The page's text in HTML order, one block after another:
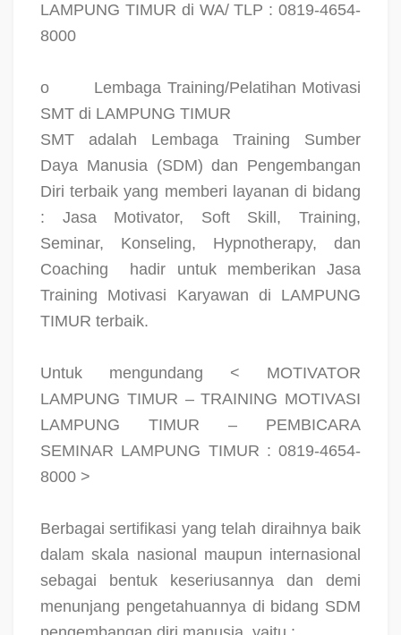
LAMPUNG TIMUR di WA/ TLP : 0819-4654-
8000
o
Lembaga Training/Pelatihan Motivasi
SMT di LAMPUNG TIMUR
SMT adalah Lembaga Training Sumber
Daya Manusia (SDM) dan Pengembangan
Diri terbaik yang memberi layanan di bidang
: Jasa Motivator, Soft Skill, Training,
Seminar, Konseling, Hypnotherapy, dan
Coaching
hadir untuk memberikan Jasa
Training Motivasi Karyawan di LAMPUNG
TIMUR terbaik.
Untuk mengundang < MOTIVATOR
LAMPUNG TIMUR – TRAINING MOTIVASI
LAMPUNG TIMUR – PEMBICARA
SEMINAR LAMPUNG TIMUR : 0819-4654-
8000 >
Berbagai sertifikasi yang telah diraihnya baik
dalam skala nasional maupun internasional
sebagai bentuk keseriusannya dan demi
menunjang pengetahuannya di bidang SDM